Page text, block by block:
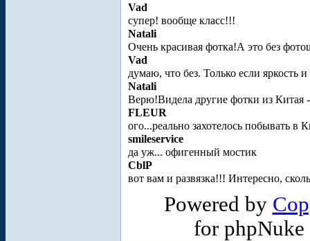
Vad
супер! вообще класс!!!
Natali
Очень красивая фотка!А это без
Vad
думаю, что без. Только если яркость
Natali
Верю!Видела другие фотки из Китая
FLEUR
ого...реально захотелось побывать в
smileservice
да уж... офигенный мостик
CblP
вот вам и развязка!!! Интересно,
Powered by
for